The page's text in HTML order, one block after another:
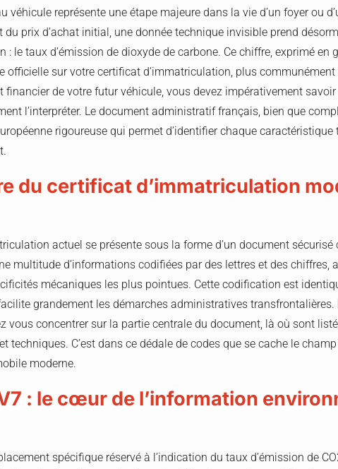
véhicule représente une étape majeure dans la vie d’un foyer ou
du prix d’achat initial, une donnée technique invisible prend
: le taux d’émission de dioxyde de carbone. Ce chiffre, exprimé en
officielle sur votre certificat d’immatriculation, plus
financier de votre futur véhicule, vous devez impérativement
l’interpréter. Le document administratif français, bien que
rigoureuse qui permet d’identifier chaque
du certificat d’immatriculation
actuel se présente sous la forme d’un document
multitude d’informations codifiées par des lettres et des chiffres,
mécaniques les plus pointues. Cette codification est
grandement les démarches administratives transfrontalières.
vous concentrer sur la partie centrale du document, là où sont
techniques. C’est dans ce dédale de codes que se cache le
moderne.
: le cœur de l’information
spécifique réservé à l’indication du taux d’émission de